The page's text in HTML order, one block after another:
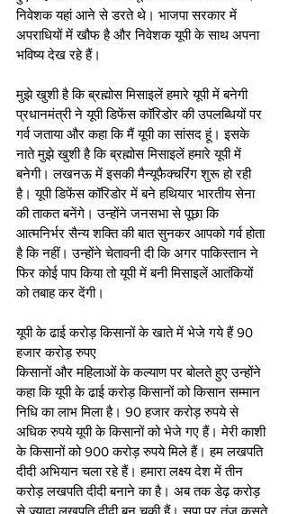
निवेशक यहां आने से डरते थे। भाजपा सरकार में
अपराधियों में खौफ है और निवेशक यूपी के साथ अपना
भविष्य देख रहे हैं।
मुझे खुशी है कि ब्रह्मोस मिसाइलें हमारे यूपी में बनेगी
प्रधानमंत्री ने यूपी डिफेंस कॉरिडोर की उपलब्धियों पर
गर्व जताया और कहा कि मैं यूपी का सांसद हूं। इसके
नाते मुझे खुशी है कि ब्रह्मोस मिसाइलें हमारे यूपी में
बनेगी। लखनऊ में इसकी मैन्यूफैक्चरिंग शुरू हो रही
है। यूपी डिफेंस कॉरिडोर में बने हथियार भारतीय सेना
की ताकत बनेंगे। उन्होंने जनसभा से पूछा कि
आत्मनिर्भर सैन्य शक्ति की बात सुनकर आपको गर्व होता
है कि नहीं। उन्होंने चेतावनी दी कि अगर पाकिस्तान ने
फिर कोई पाप किया तो यूपी में बनी मिसाइलें आतंकियों
को तबाह कर देंगी।
यूपी के ढाई करोड़ किसानों के खाते में भेजे गये हैं 90
हजार करोड़ रुपए
किसानों और महिलाओं के कल्याण पर बोलते हुए उन्होंने
कहा कि यूपी के ढाई करोड़ किसानों को किसान सम्मान
निधि का लाभ मिला है। 90 हजार करोड़ रुपये से
अधिक रुपये यूपी के किसानों को भेजे गए हैं। मेरी काशी
के किसानों को 900 करोड़ रुपये मिले हैं। हम लखपति
दीदी अभियान चला रहे हैं। हमारा लक्ष्य देश में तीन
करोड़ लखपति दीदी बनाने का है। अब तक डेढ़ करोड़